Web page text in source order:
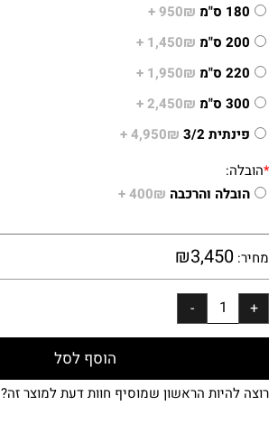
180 ס"מ
950₪ +
200 ס"מ
1,450₪ +
220 ס"מ
1,950₪ +
300 ס"מ
2,450₪ +
פינתית 3/2
4,950₪ +
*הובלה:
הובלה והרכבה 400₪ +
מחיר: ₪3,450
הוסף לסל
רוצה להיות הראשון שמוסיף חוות דעת למוצר זה?